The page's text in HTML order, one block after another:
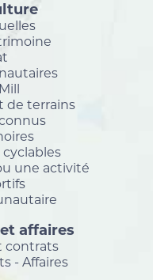
de terrains
une activité
affaires
contrats
- Affaires